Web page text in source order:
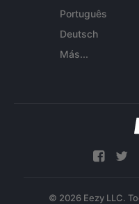
Português
Deutsch
Más...
© 2026 Eezy LLC.